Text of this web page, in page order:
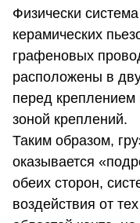
Физически
керамических
графеновых
расположены в
перед креплением
зоной креплений.
Таким образом,
оказывается
обеих сторон,
воздействия от